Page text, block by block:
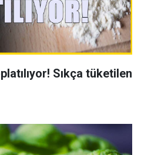
Sıkça tüketilen